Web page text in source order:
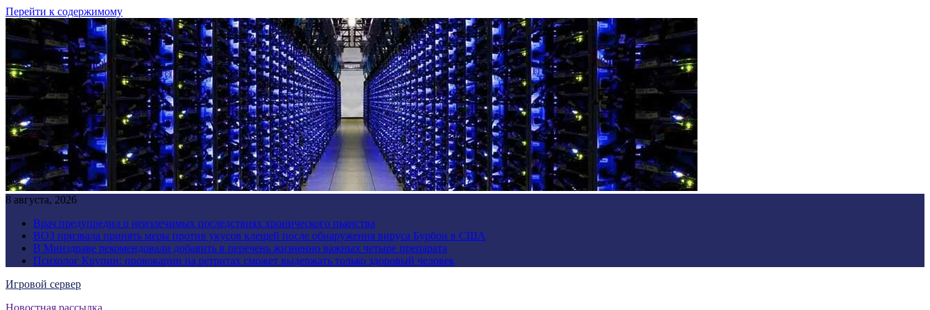
Перейти к содержимому
8 августа, 2026
Врач предупредил о неизлечимых последствиях хронического пьянства
ВОЗ призвала принять меры против укусов клещей после обнаружения вируса Бурбон в США
В Минздраве рекомендовали добавить в перечень жизненно важных четыре препарата
Психолог Крупин: провокации на ретритах сможет выдержать только здоровый человек
Игровой сервер
Новостная рассылка